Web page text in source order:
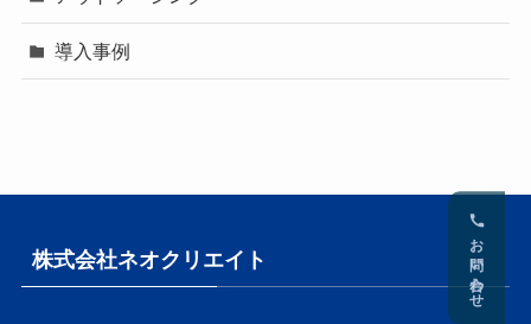
導入事例
お問い合わせ
株式会社ネオクリエイト